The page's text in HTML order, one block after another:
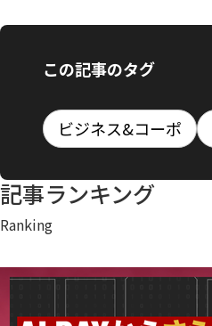
この記事のタグ
ビジネス&コーポ
記事ランキング
Ranking